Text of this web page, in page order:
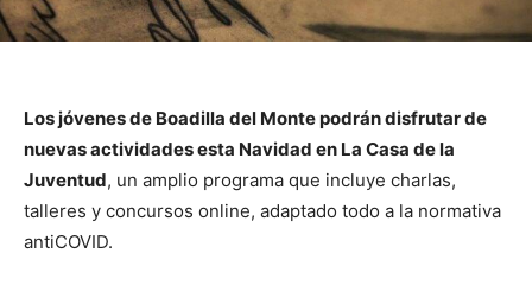
Los jóvenes de Boadilla del Monte podrán disfrutar de
nuevas actividades esta Navidad en La Casa de la
Juventud, un amplio programa que incluye charlas,
talleres y concursos online, adaptado todo a la normativa
antiCOVID.